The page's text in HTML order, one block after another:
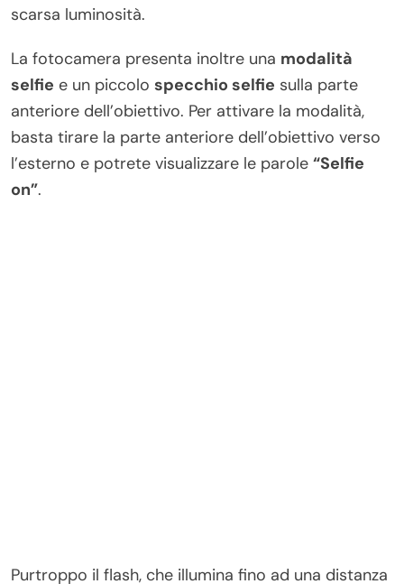
scarsa luminosità.
La fotocamera presenta inoltre una modalità
selfie e un piccolo specchio selfie sulla parte
anteriore dell’obiettivo. Per attivare la modalità,
basta tirare la parte anteriore dell’obiettivo verso
l’esterno e potrete visualizzare le parole “Selfie
on”.
Purtroppo il flash, che illumina fino ad una distanza